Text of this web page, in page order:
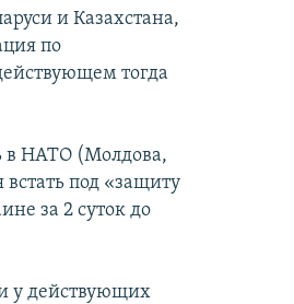
и Казахстана,
по
тогда
в НАТО (Молдова,
под «защиту
за 2 суток до
у действующих